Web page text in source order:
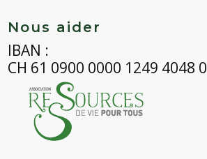
Nous aider
IBAN :
CH 61 0900 0000 1249 4048 0